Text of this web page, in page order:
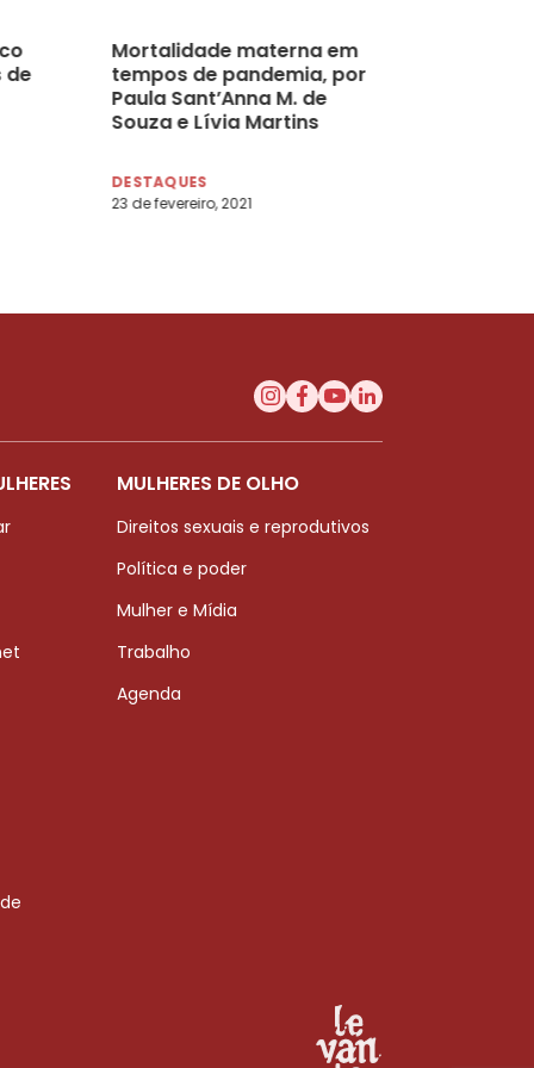
de
Mortalidade materna em
tempos de pandemia, por
Paula Sant’Anna M. de
Souza e Lívia Martins
DESTAQUES
23 de fevereiro, 2021
MULHERES DE OLHO
Direitos sexuais e reprodutivos
Política e poder
Mulher e Mídia
Trabalho
Agenda